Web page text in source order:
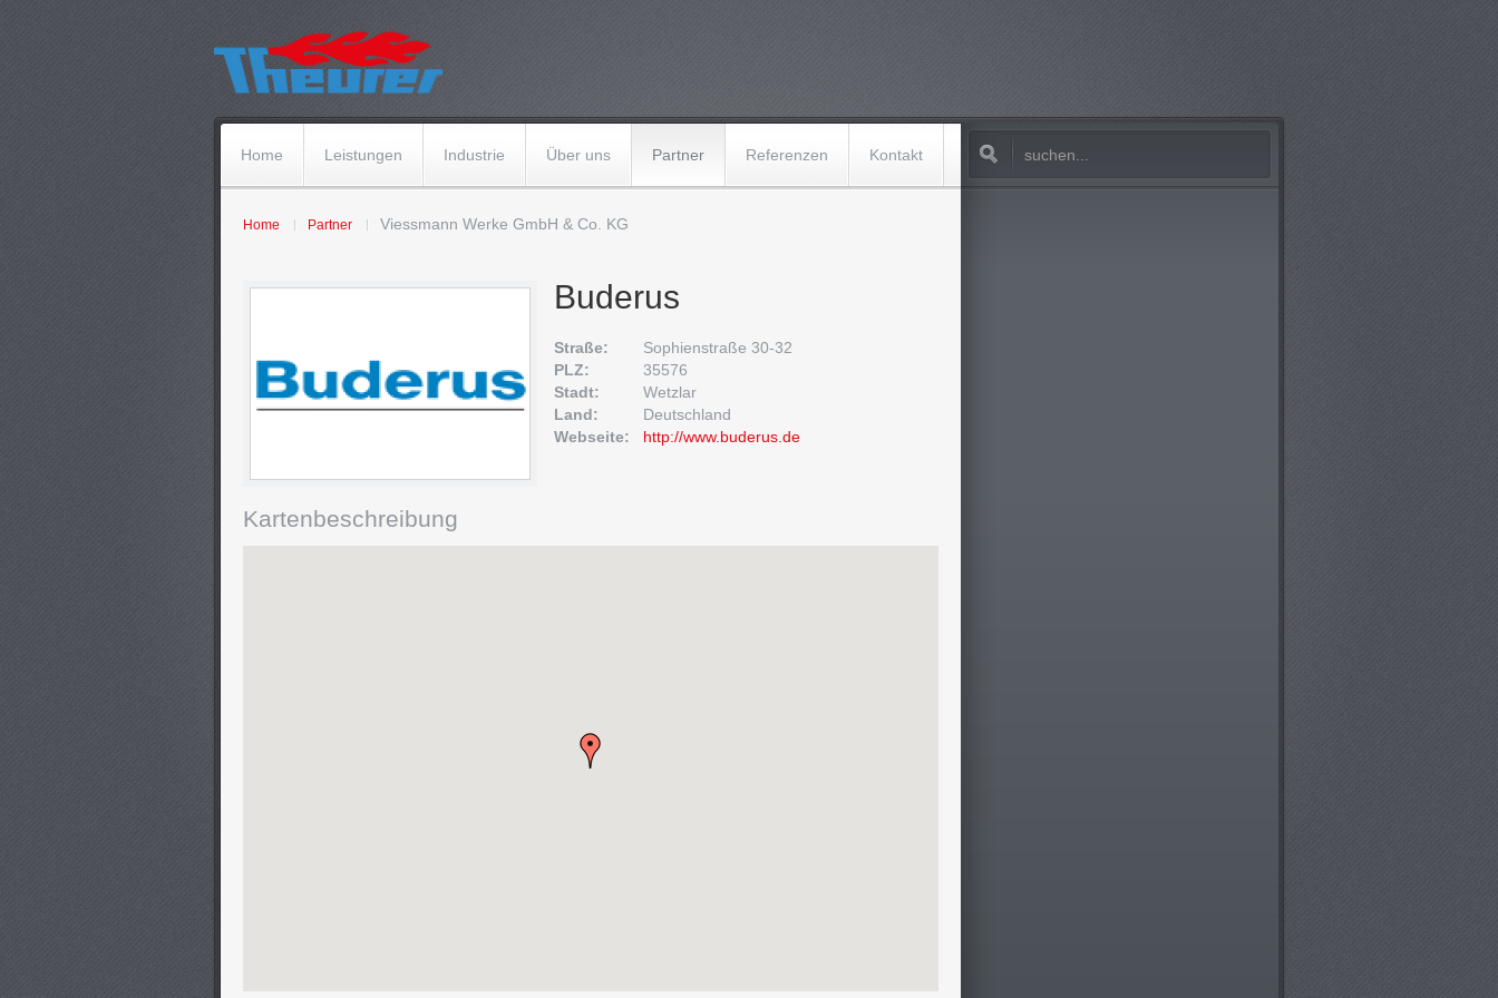
Home Leistungen Industrie Über uns Partner Referenzen Kontakt
Home Partner Viessmann Werke GmbH & Co. KG
Buderus
Straße:
Sophienstraße 30-32
PLZ:
35576
Stadt:
Wetzlar
Land:
Deutschland
Webseite:
http://www.buderus.de
Kartenbeschreibung